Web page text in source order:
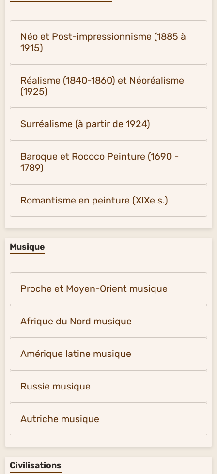
Néo et Post-impressionnisme (1885 à
1915)
Réalisme (1840-1860) et Néoréalisme
(1925)
Surréalisme (à partir de 1924)
Baroque et Rococo Peinture (1690 -
1789)
Romantisme en peinture (XIXe s.)
Musique
Proche et Moyen-Orient musique
Afrique du Nord musique
Amérique latine musique
Russie musique
Autriche musique
Civilisations